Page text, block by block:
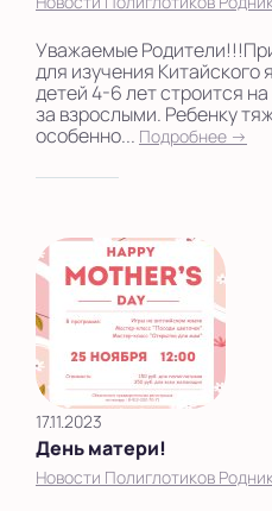
Уважаемые
для изучения Китайского
детей 4-6 лет строится
за взрослыми. Ребенку
особенно... Подробнее →
17.11.2023
День матери!
Новости Полиглотиков